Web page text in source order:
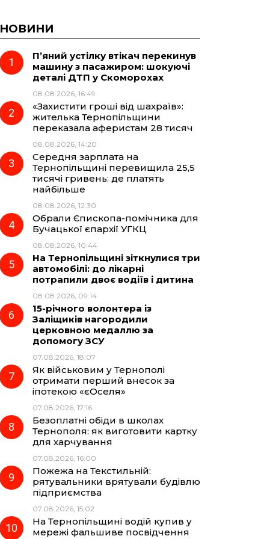
НОВИНИ
П’яний устілку втікач перекинув
машину з пасажиром: шокуючі
деталі ДТП у Скоморохах
08.08.2026, 16:49
«Захистити гроші від шахраїв»:
жителька Тернопільщини
переказала аферистам 28 тисяч
08.08.2026, 14:20
Середня зарплата на
Тернопільщині перевищила 25,5
тисячі гривень: де платять
найбільше
08.08.2026, 12:30
Обрали Єпископа-помічника для
Бучацької єпархії УГКЦ
08.08.2026, 10:44
На Тернопільщині зіткнулися три
автомобілі: до лікарні
потрапили двоє водіїв і дитина
08.08.2026, 09:14
15-річного волонтера із
Заліщиків нагородили
церковною медаллю за
допомогу ЗСУ
07.08.2026, 18:07
Як військовим у Тернополі
отримати перший внесок за
іпотекою «єОселя»
07.08.2026, 17:16
Безоплатні обіди в школах
Тернополя: як виготовити картку
для харчування
07.08.2026, 16:00
Пожежа на Текстильній:
рятувальники врятували будівлю
підприємства
07.08.2026, 15:02
На Тернопільщині водій купив у
мережі фальшиве посвідчення